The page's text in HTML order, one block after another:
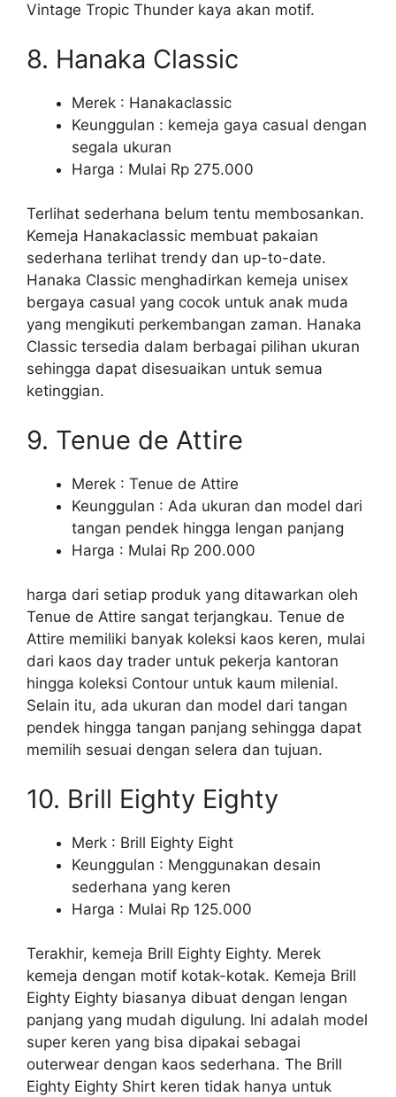
Vintage Tropic Thunder kaya akan motif.
8. Hanaka Classic
Merek : Hanakaclassic
Keunggulan : kemeja gaya casual dengan
segala ukuran
Harga : Mulai Rp 275.000
Terlihat sederhana belum tentu membosankan.
Kemeja Hanakaclassic membuat pakaian
sederhana terlihat trendy dan up-to-date.
Hanaka Classic menghadirkan kemeja unisex
bergaya casual yang cocok untuk anak muda
yang mengikuti perkembangan zaman. Hanaka
Classic tersedia dalam berbagai pilihan ukuran
sehingga dapat disesuaikan untuk semua
ketinggian.
9. Tenue de Attire
Merek : Tenue de Attire
Keunggulan : Ada ukuran dan model dari
tangan pendek hingga lengan panjang
Harga : Mulai Rp 200.000
harga dari setiap produk yang ditawarkan oleh
Tenue de Attire sangat terjangkau. Tenue de
Attire memiliki banyak koleksi kaos keren, mulai
dari kaos day trader untuk pekerja kantoran
hingga koleksi Contour untuk kaum milenial.
Selain itu, ada ukuran dan model dari tangan
pendek hingga tangan panjang sehingga dapat
memilih sesuai dengan selera dan tujuan.
10. Brill Eighty Eighty
Merk : Brill Eighty Eight
Keunggulan : Menggunakan desain
sederhana yang keren
Harga : Mulai Rp 125.000
Terakhir, kemeja Brill Eighty Eighty. Merek
kemeja dengan motif kotak-kotak. Kemeja Brill
Eighty Eighty biasanya dibuat dengan lengan
panjang yang mudah digulung. Ini adalah model
super keren yang bisa dipakai sebagai
outerwear dengan kaos sederhana. The Brill
Eighty Eighty Shirt keren tidak hanya untuk